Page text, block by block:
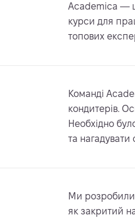
Academica —
курси для
топових
Команді
кондитерів.
Необхідно
та
Ми розробили
як закритий